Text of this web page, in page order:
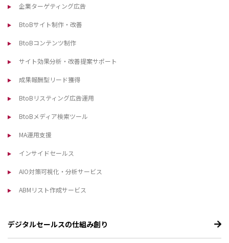
企業ターゲティング広告
BtoBサイト制作・改善
BtoBコンテンツ制作
サイト効果分析・改善提案サポート
成果報酬型リード獲得
BtoBリスティング広告運用
BtoBメディア検索ツール
MA運用支援
インサイドセールス
AIO対策可視化・分析サービス
ABMリスト作成サービス
デジタルセールスの仕組み創り